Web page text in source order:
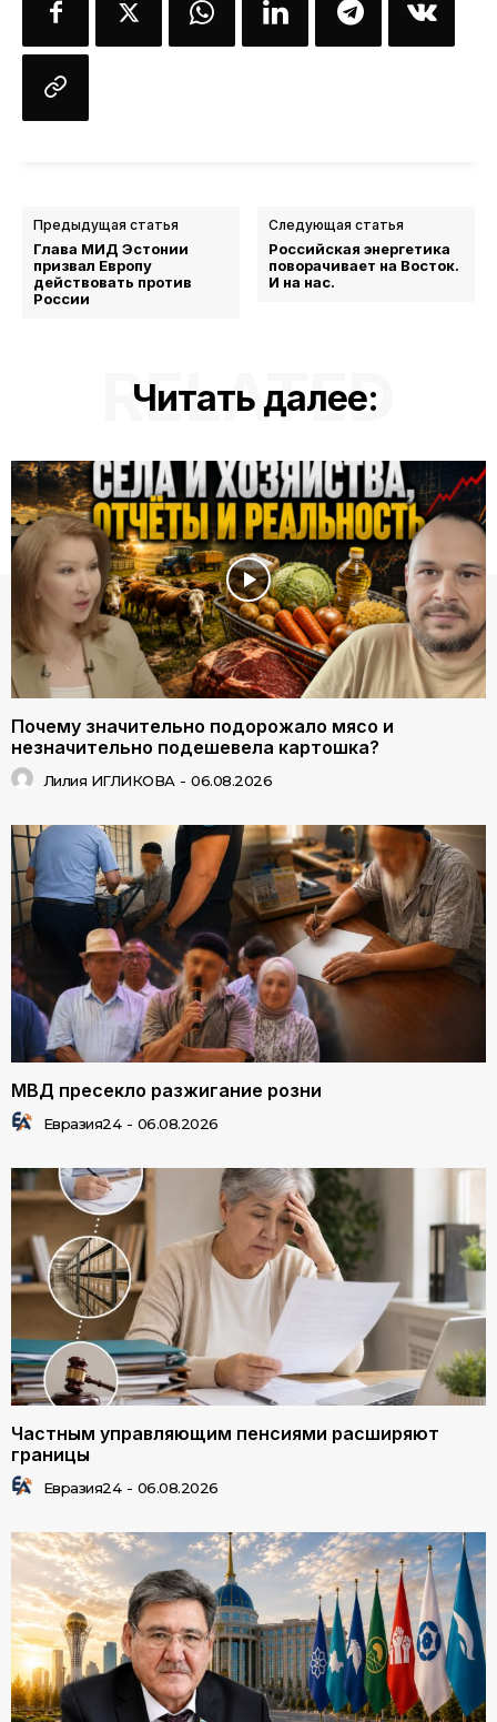
Предыдущая статья
Глава МИД Эстонии
призвал Европу
действовать против
России
Следующая статья
Российская энергетика
поворачивает на Восток.
И на нас.
Читать далее:
RELATED
Почему значительно подорожало мясо и
незначительно подешевела картошка?
Лилия ИГЛИКОВА - 06.08.2026
МВД пресекло разжигание розни
Евразия24 - 06.08.2026
Частным управляющим пенсиями расширяют
границы
Евразия24 - 06.08.2026